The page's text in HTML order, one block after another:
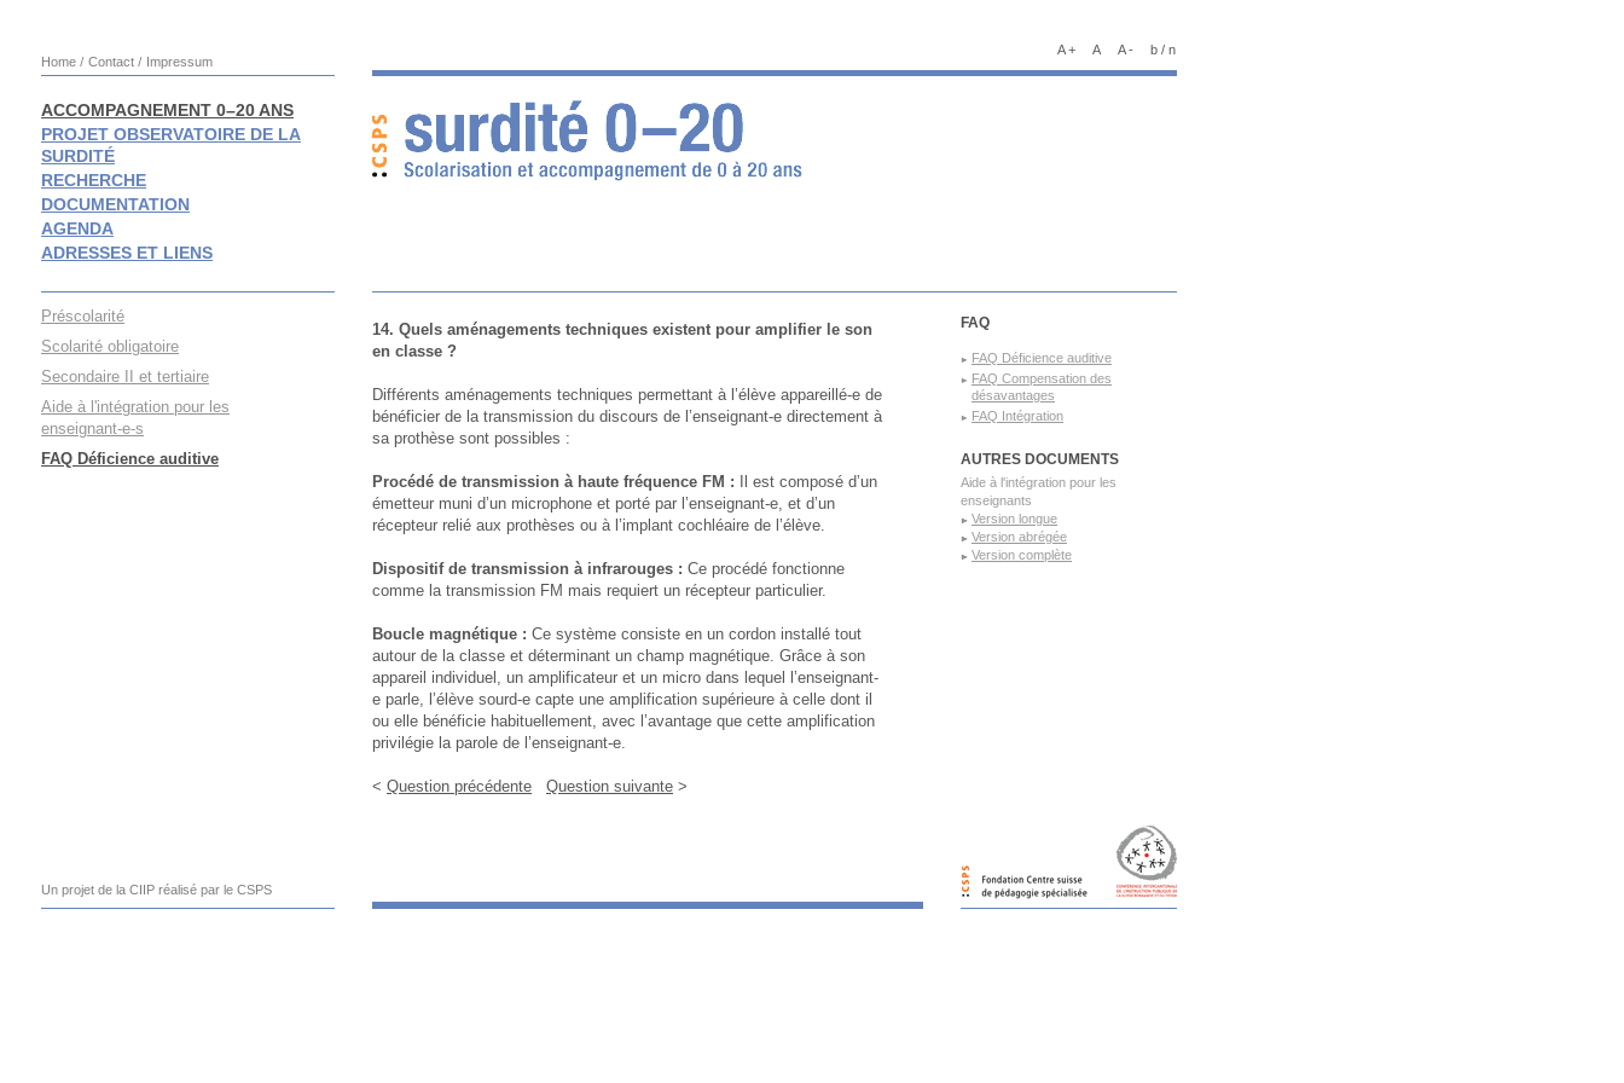
Home Contact Impressum
A + A A - b / n
ACCOMPAGNEMENT 0–20 ANS
PROJET OBSERVATOIRE DE LA
SURDITÉ
RECHERCHE
DOCUMENTATION
AGENDA
ADRESSES ET LIENS
Préscolarité
Scolarité obligatoire
Secondaire II et tertiaire
Aide à l'intégration pour les
enseignant-e-s
FAQ Déficience auditive
14. Quels aménagements techniques existent pour amplifier le son
en classe ?
Différents aménagements techniques permettant à l’élève appareillé-e de
bénéficier de la transmission du discours de l’enseignant-e directement à
sa prothèse sont possibles :
Procédé de transmission à haute fréquence FM : Il est composé d’un
émetteur muni d’un microphone et porté par l’enseignant-e, et d’un
récepteur relié aux prothèses ou à l’implant cochléaire de l’élève.
Dispositif de transmission à infrarouges : Ce procédé fonctionne
comme la transmission FM mais requiert un récepteur particulier.
Boucle magnétique : Ce système consiste en un cordon installé tout
autour de la classe et déterminant un champ magnétique. Grâce à son
appareil individuel, un amplificateur et un micro dans lequel l’enseignant-
e parle, l’élève sourd-e capte une amplification supérieure à celle dont il
ou elle bénéficie habituellement, avec l’avantage que cette amplification
privilégie la parole de l’enseignant-e.
< Question précédente Question suivante >
FAQ
FAQ Déficience auditive
FAQ Compensation des
désavantages
FAQ Intégration
AUTRES DOCUMENTS
Aide à l'intégration pour les
enseignants
Version longue
Version abrégée
Version complète
Un projet de la CIIP réalisé par le CSPS